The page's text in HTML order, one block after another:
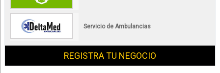
Servicio de Ambulancias
REGISTRA TU NEGOCIO